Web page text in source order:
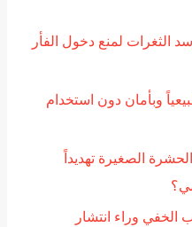
الثغرات لمنع دخول الفأر
وبأمان دون استخدام
الصغيرة تهديداً
وراء انتشار